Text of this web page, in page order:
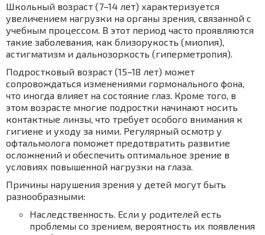
Школьный возраст (7–14 лет) характеризуется
увеличением нагрузки на органы зрения, связанной с
учебным процессом. В этот период часто проявляются
такие заболевания, как близорукость (миопия),
астигматизм и дальнозоркость (гиперметропия).
Подростковый возраст (15–18 лет) может
сопровождаться изменениями гормонального фона,
что иногда влияет на состояние глаз. Кроме того, в
этом возрасте многие подростки начинают носить
контактные линзы, что требует особого внимания к
гигиене и уходу за ними. Регулярный осмотр у
офтальмолога поможет предотвратить развитие
осложнений и обеспечить оптимальное зрение в
условиях повышенной нагрузки на глаза.
Причины нарушения зрения у детей могут быть
разнообразными:
Наследственность. Если у родителей есть
проблемы со зрением, вероятность их появления